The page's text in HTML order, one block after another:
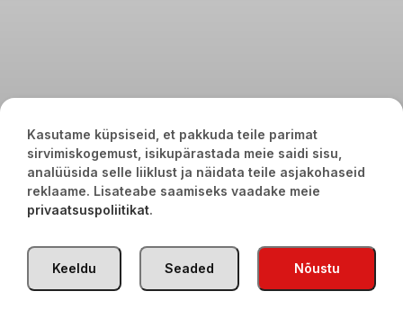
Kasutame küpsiseid, et pakkuda teile parimat
sirvimiskogemust, isikupärastada meie saidi sisu,
analüüsida selle liiklust ja näidata teile asjakohaseid
reklaame. Lisateabe saamiseks vaadake meie
privaatsuspoliitikat.
Nõustu
Seaded
Keeldu